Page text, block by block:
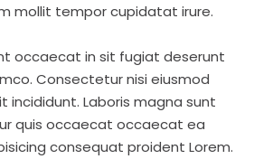
mollit tempor cupidatat irure.
occaecat in sit fugiat deserunt
Consectetur nisi eiusmod
incididunt. Laboris magna sunt
quis occaecat occaecat ea
consequat proident Lorem.